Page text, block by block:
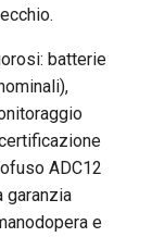
batterie
ADC12
garanzia
e